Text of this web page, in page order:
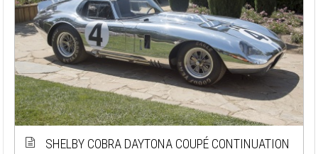
SHELBY COBRA DAYTONA COUPÉ CONTINUATION